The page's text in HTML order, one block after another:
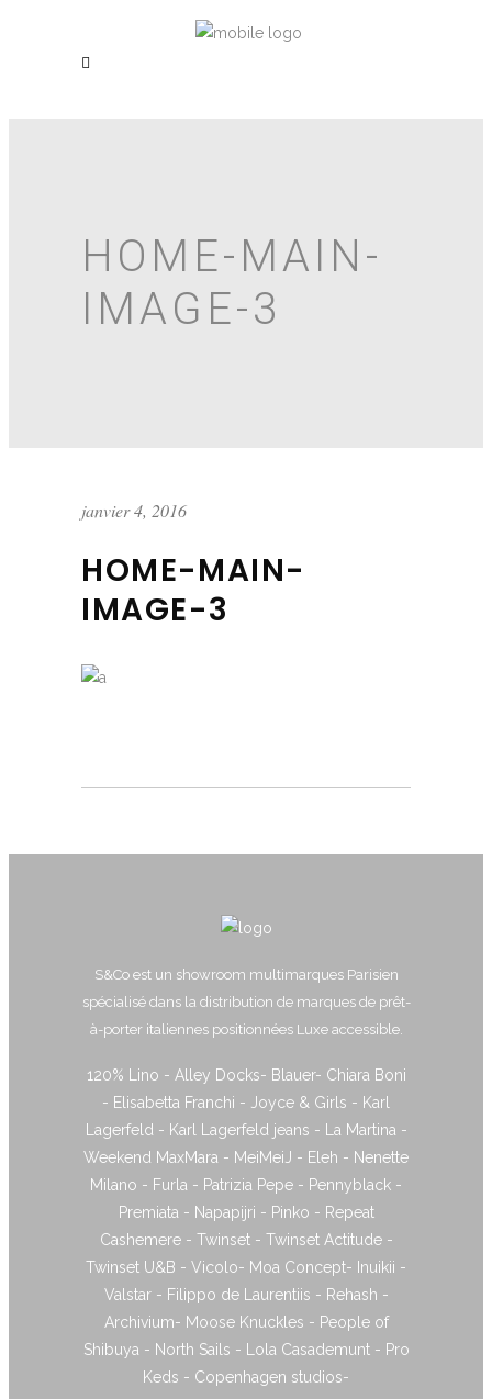
HOME-MAIN-
IMAGE-3
janvier 4, 2016
HOME-MAIN-
IMAGE-3
S&Co est un showroom multimarques Parisien
spécialisé dans la distribution de marques de prêt-
à-porter italiennes positionnées Luxe accessible.
120% Lino - Alley Docks- Blauer- Chiara Boni
- Elisabetta Franchi - Joyce & Girls - Karl
Lagerfeld - Karl Lagerfeld jeans - La Martina -
Weekend MaxMara - MeiMeiJ - Eleh - Nenette
Milano - Furla - Patrizia Pepe - Pennyblack -
Premiata - Napapijri - Pinko - Repeat
Cashemere - Twinset - Twinset Actitude -
Twinset U&B - Vicolo- Moa Concept- Inuikii -
Valstar - Filippo de Laurentiis - Rehash -
Archivium- Moose Knuckles - People of
Shibuya - North Sails - Lola Casademunt - Pro
Keds - Copenhagen studios-